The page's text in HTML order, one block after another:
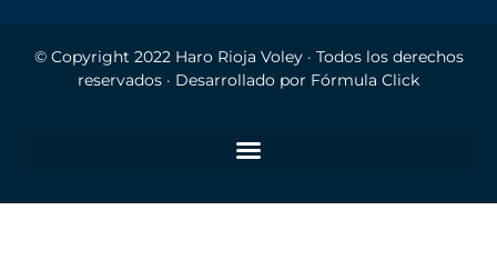
© Copyright 2022 Haro Rioja Voley· Todos los derechos
reservados · Desarrollado por Fórmula Click